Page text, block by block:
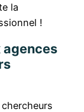
la
!
agences